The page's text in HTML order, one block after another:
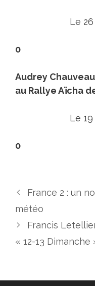
Le 26
0
Audrey
au Rallye Aïcha
Le 19
0
France 2 : un
météo
Francis
« 12-13 Dimanche